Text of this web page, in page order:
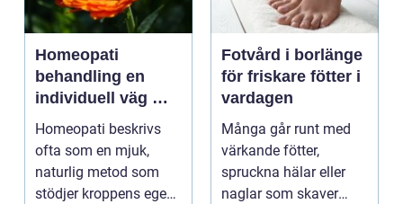
Homeopati
behandling en
individuell väg mot
bättre balans
Homeopati beskrivs
ofta som en mjuk,
naturlig metod som
stödjer kroppens egen
Fotvård i borlänge
för friskare fötter i
vardagen
Många går runt med
värkande fötter,
spruckna hälar eller
naglar som skaver